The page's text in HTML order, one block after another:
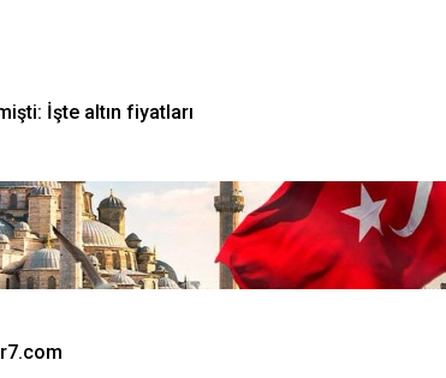
İşte altın fiyatları